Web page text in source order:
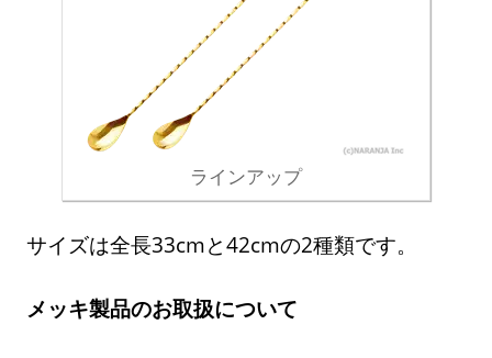
ラインアップ
サイズは全長33cmと42cmの2種類です。
メッキ製品のお取扱について